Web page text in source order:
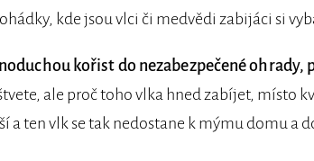
kde jsou vlci či medvědi zabijáci si
kořist do nezabezpečené ohrady,
ale proč toho vlka hned zabíjet, místo
a ten vlk se tak nedostane k mýmu domu a